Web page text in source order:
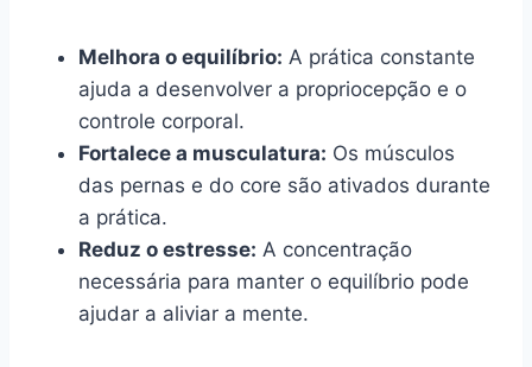
Melhora o equilíbrio: A prática constante
ajuda a desenvolver a propriocepção e o
controle corporal.
Fortalece a musculatura: Os músculos
das pernas e do core são ativados durante
a prática.
Reduz o estresse: A concentração
necessária para manter o equilíbrio pode
ajudar a aliviar a mente.